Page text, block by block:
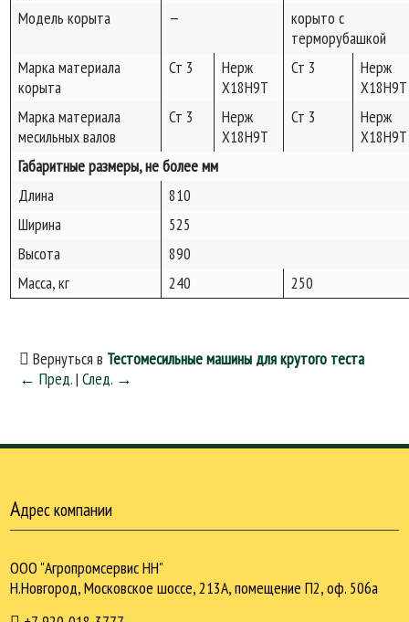
Модель корыта —
корыто с
терморубашкой
Марка материала
корыта
Ст 3
Нерж
Х18Н9Т
Ст 3
Нерж
Х18Н9Т
Марка материала
месильных валов
Ст 3
Нерж
Х18Н9Т
Ст 3
Нерж
Х18Н9Т
Габаритные размеры, не более мм
Длина
810
Ширина
525
Высота
890
Масса, кг
240 250
Вернуться в Тестомесильные машины для крутого теста
← Пред.|След. →
Адрес компании
ООО "Агропромсервис НН"
Н.Новгород, Московское шоссе, 213А, помещение П2, оф. 506а